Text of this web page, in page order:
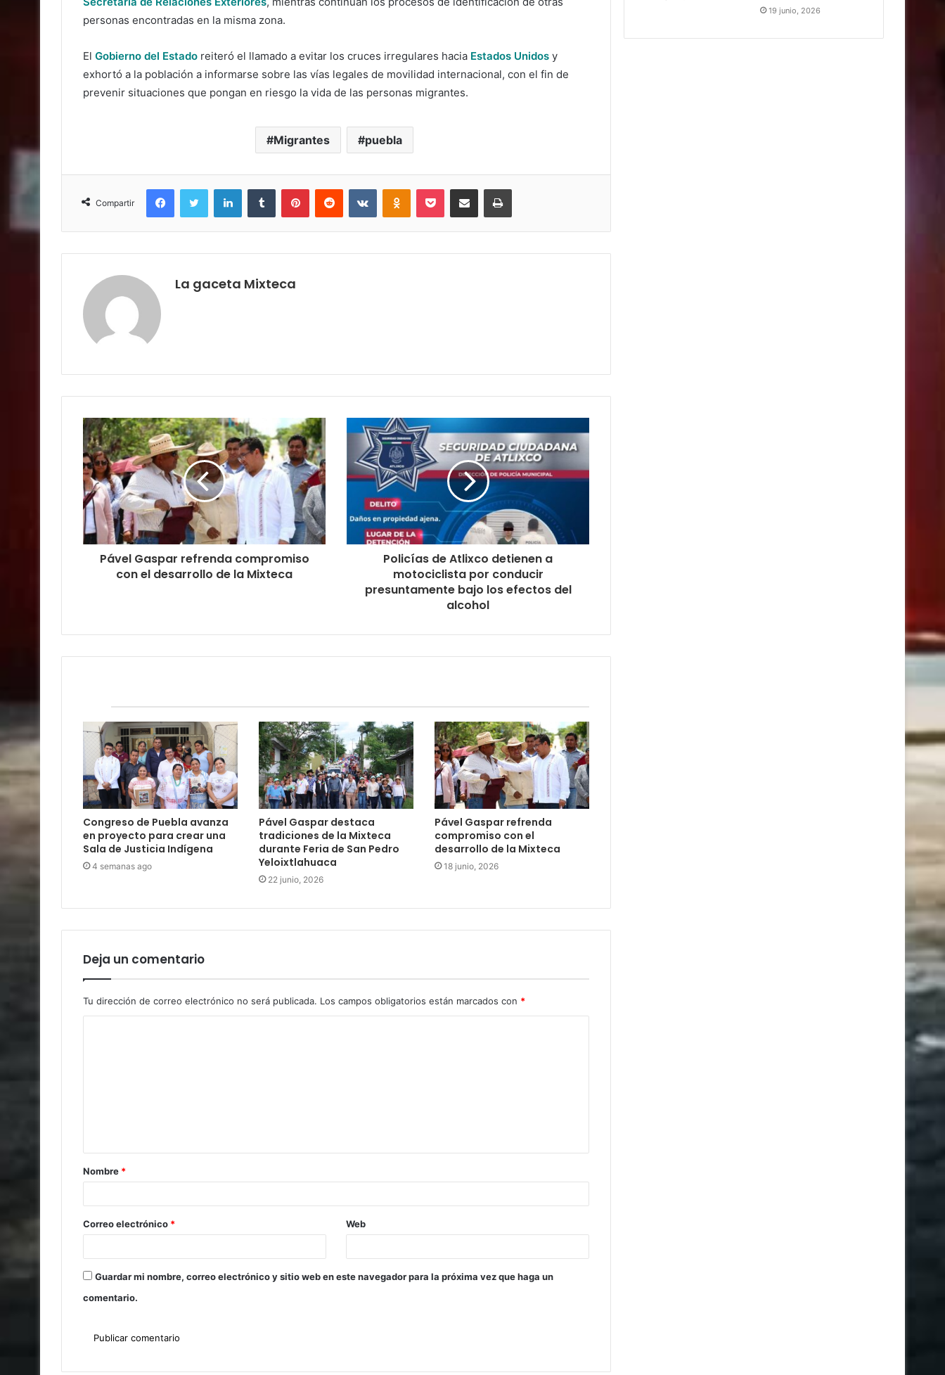
personas encontradas en la misma zona.
El Gobierno del Estado reiteró el llamado a evitar los cruces irregulares hacia Estados Unidos y
exhortó a la población a informarse sobre las vías legales de movilidad internacional, con el fin de
prevenir situaciones que pongan en riesgo la vida de las personas migrantes.
Migrantes puebla
Compartir
FacebookTwitter LinkedInTumblr PinterestReddit VKontakteOdnoklassniki
Pocket Share via Email Print
La gaceta Mixteca
Pável Gaspar refrenda compromiso
con el desarrollo de la Mixteca
Policías de Atlixco detienen a
motociclista por conducir
presuntamente bajo los efectos del
alcohol
Congreso de Puebla avanza
en proyecto para crear una
Sala de Justicia Indígena
4 semanas ago
Pável Gaspar destaca
tradiciones de la Mixteca
durante Feria de San Pedro
Yeloixtlahuaca
22 junio, 2026
Pável Gaspar refrenda
compromiso con el
desarrollo de la Mixteca
18 junio, 2026
Deja un comentario
Tu dirección de correo electrónico no será publicada. Los campos obligatorios están marcados con *
Nombre *
Correo electrónico * Web
Guardar mi nombre, correo electrónico y sitio web en este navegador para la próxima vez que haga un
comentario.
19 junio, 2026